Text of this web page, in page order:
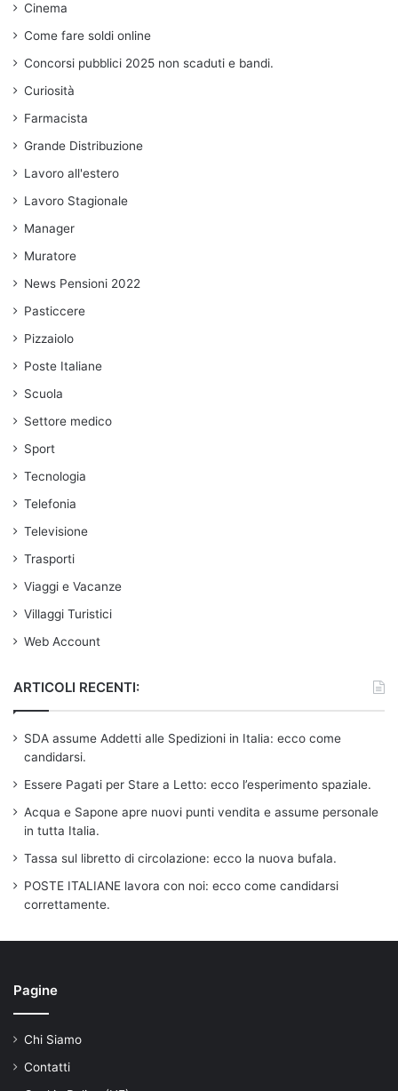
Cinema
Come fare soldi online
Concorsi pubblici 2025 non scaduti e bandi.
Curiosità
Farmacista
Grande Distribuzione
Lavoro all'estero
Lavoro Stagionale
Manager
Muratore
News Pensioni 2022
Pasticcere
Pizzaiolo
Poste Italiane
Scuola
Settore medico
Sport
Tecnologia
Telefonia
Televisione
Trasporti
Viaggi e Vacanze
Villaggi Turistici
Web Account
ARTICOLI RECENTI:
SDA assume Addetti alle Spedizioni in Italia: ecco come
candidarsi.
Essere Pagati per Stare a Letto: ecco l’esperimento spaziale.
Acqua e Sapone apre nuovi punti vendita e assume personale
in tutta Italia.
Tassa sul libretto di circolazione: ecco la nuova bufala.
POSTE ITALIANE lavora con noi: ecco come candidarsi
correttamente.
Pagine
Chi Siamo
Contatti